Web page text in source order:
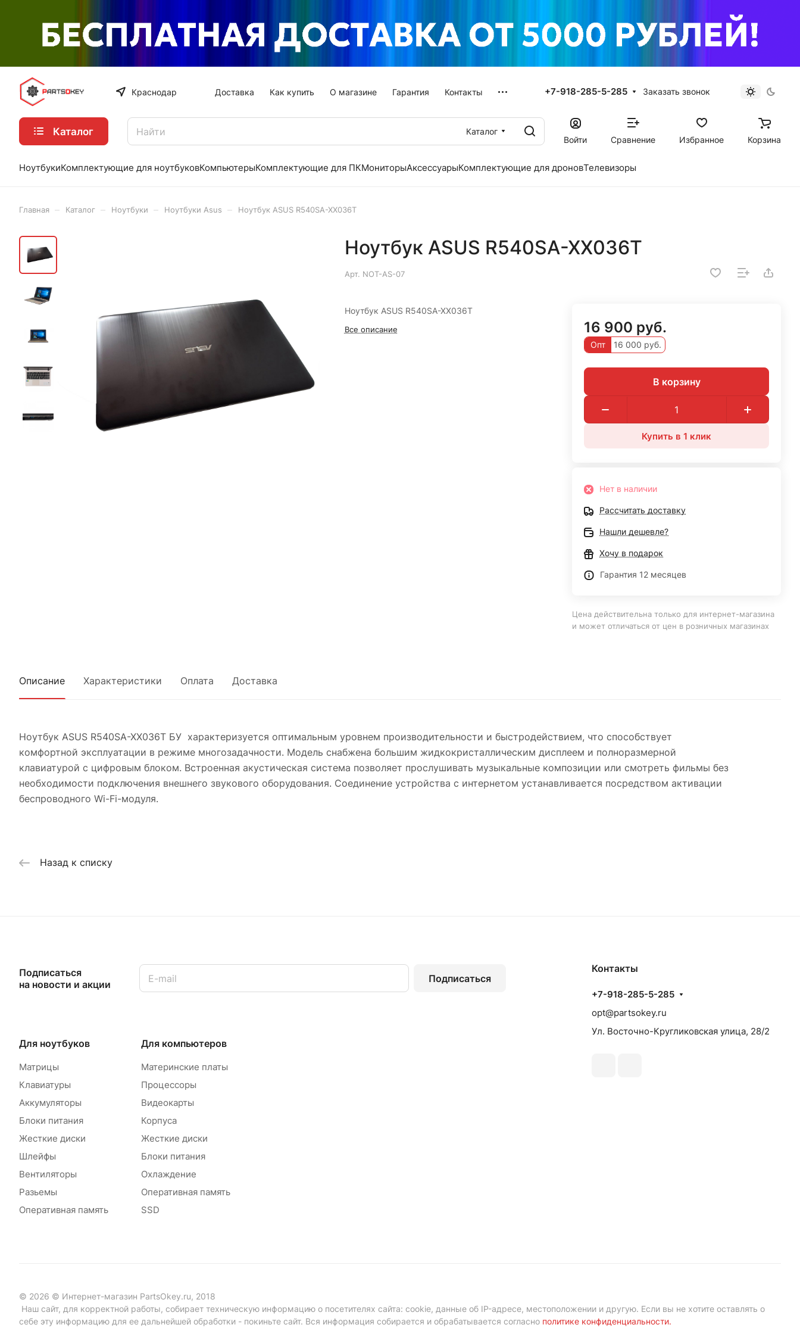
Краснодар Доставка Как купить О магазине Гарантия Контакты +7-918-285-5-285 Заказать звонок
Каталог
Каталог
Войти
Сравнение Избранное Корзина
НоутбукиКомплектующие для ноутбуковКомпьютерыКомплектующие для ПКМониторыАксессуарыКомплектующие для дроновТелевизоры
Главная Каталог Ноутбуки Ноутбуки Asus Ноутбук ASUS R540SA-XX036T
Ноутбук ASUS R540SA-XX036T
Арт. NOT-AS-07
Ноутбук ASUS R540SA-XX036T
Все описание 16 900 руб.
Опт 16 000 руб.
В корзину
Купить в 1 клик
Нет в наличии
Рассчитать доставку
Нашли дешевле?
Хочу в подарок
Гарантия 12 месяцев
Цена действительна только для интернет-магазина
и может отличаться от цен в розничных магазинах
Описание Характеристики Оплата Доставка
Ноутбук ASUS R540SA-XX036T БУ характеризуется оптимальным уровнем производительности и быстродействием, что способствует
комфортной эксплуатации в режиме многозадачности. Модель снабжена большим жидкокристаллическим дисплеем и полноразмерной
клавиатурой с цифровым блоком. Встроенная акустическая система позволяет прослушивать музыкальные композиции или смотреть фильмы без
необходимости подключения внешнего звукового оборудования. Соединение устройства с интернетом устанавливается посредством активации
беспроводного Wi-Fi-модуля.
Назад к списку
Подписаться
на новости и акции
Подписаться
Для ноутбуков
Матрицы
Клавиатуры
Аккумуляторы
Блоки питания
Жесткие диски
Шлейфы
Вентиляторы
Разьемы
Оперативная память
Для компьютеров
Материнские платы
Процессоры
Видеокарты
Корпуса
Жесткие диски
Блоки питания
Охлаждение
Оперативная память
SSD
Контакты
+7-918-285-5-285
opt@partsokey.ru
Ул. Восточно-Кругликовская улица, 28/2
© 2026 © Интернет-магазин PartsOkey.ru, 2018
Наш сайт, для корректной работы, собирает техническую информацию о посетителях сайта: cookie, данные об IP-адресе, местоположении и другую. Если вы не хотите оставлять о
себе эту информацию для ее дальнейшей обработки - покиньте сайт. Вся информация собирается и обрабатывается согласно политике конфиденциальности.